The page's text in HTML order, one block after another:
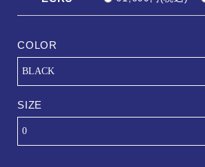
COLOR
SIZE